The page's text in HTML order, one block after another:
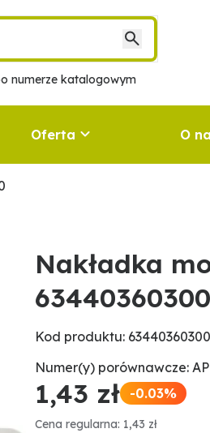
numerze katalogowym
Oferta O
Nakładka
Kod produktu:
Numer(y) porównawcze:
1,43 zł -0.03%
Cena regularna: 1,43 zł